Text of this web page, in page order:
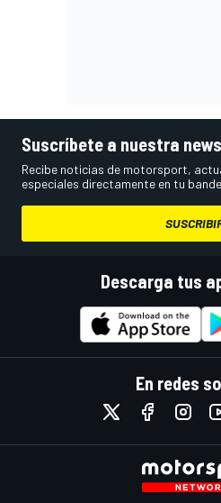
Suscríbete a nuestra
Recibe noticias de motorsport,
especiales directamente en tu
Descarga tus
En redes